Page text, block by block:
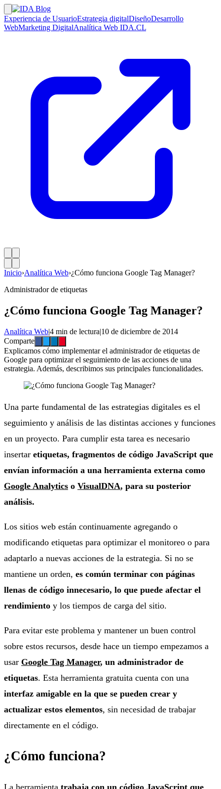
Experiencia de UsuarioEstrategia digitalDiseñoDesarrollo
WebMarketing DigitalAnalítica Web IDA.CL
Inicio›Analítica Web›¿Cómo funciona Google Tag Manager?
Administrador de etiquetas
¿Cómo funciona Google Tag Manager?
Analítica Web|4 min de lectura|10 de diciembre de 2014
Comparte
Explicamos cómo implementar el administrador de etiquetas de
Google para optimizar el seguimiento de las acciones de una
estrategia. Además, describimos sus principales funcionalidades.
Una parte fundamental de las estrategias digitales es el
seguimiento y análisis de las distintas acciones y funciones
en un proyecto. Para cumplir esta tarea es necesario
insertar etiquetas, fragmentos de código JavaScript que
envían información a una herramienta externa como
Google Analytics o VisualDNA, para su posterior
análisis.
Los sitios web están continuamente agregando o
modificando etiquetas para optimizar el monitoreo o para
adaptarlo a nuevas acciones de la estrategia. Si no se
mantiene un orden, es común terminar con páginas
llenas de código innecesario, lo que puede afectar el
rendimiento y los tiempos de carga del sitio.
Para evitar este problema y mantener un buen control
sobre estos recursos, desde hace un tiempo empezamos a
usar Google Tag Manager, un administrador de
etiquetas. Esta herramienta gratuita cuenta con una
interfaz amigable en la que se pueden crear y
actualizar estos elementos, sin necesidad de trabajar
directamente en el código.
¿Cómo funciona?
La herramienta trabaja con un código JavaScript que